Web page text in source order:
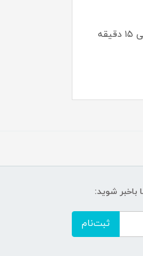
را با آب ترکیب کرده که به صورت خمیر درآورده شود ، خمیر حاصل شده را به روی پوست صورت بمالید و پس از ۵ الی ۱۵ دقیقه
باخبر شوید:
ثبت‌نام